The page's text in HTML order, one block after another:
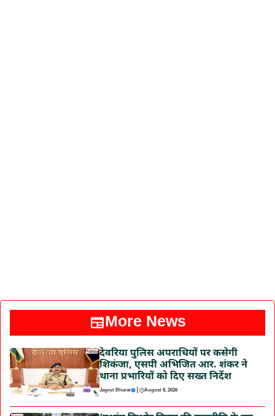
More News
देवरिया पुलिस अपराधियों पर कसेगी
शिकंजा, एसपी अभिजित आर. शंकर ने
थाना प्रभारियों को दिए सख्त निर्देश
Jagrut Bharat | August 8, 2026